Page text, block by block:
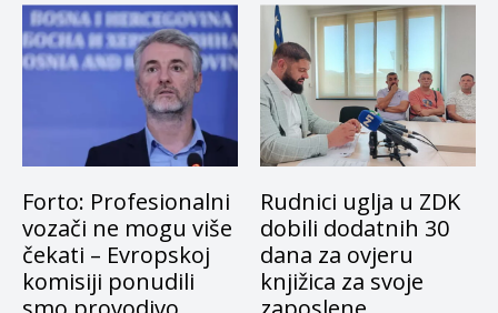
Forto: Profesionalni
vozači ne mogu više
čekati – Evropskoj
komisiji ponudili
Rudnici uglja u ZDK
dobili dodatnih 30
dana za ovjeru
knjižica za svoje